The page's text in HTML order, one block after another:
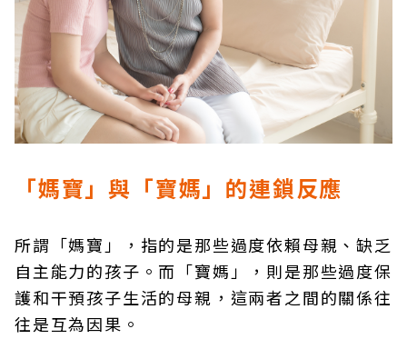
「媽寶」與「寶媽」的連鎖反應
所謂「媽寶」，指的是那些過度依賴母親、缺乏
自主能力的孩子。而「寶媽」，則是那些過度保
護和干預孩子生活的母親，這兩者之間的關係往
往是互為因果。